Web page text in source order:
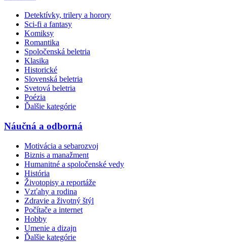
Detektívky, trilery a horory
Sci-fi a fantasy
Komiksy
Romantika
Spoločenská beletria
Klasika
Historické
Slovenská beletria
Svetová beletria
Poézia
Ďalšie kategórie
Náučná a odborná
Motivácia a sebarozvoj
Biznis a manažment
Humanitné a spoločenské vedy
História
Životopisy a reportáže
Vzťahy a rodina
Zdravie a životný štýl
Počítače a internet
Hobby
Umenie a dizajn
Ďalšie kategórie